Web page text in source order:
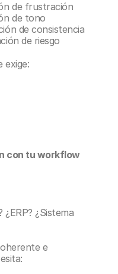
de frustración
de tono
de consistencia
de riesgo
exige:
con tu workflow
¿ERP? ¿Sistema
e